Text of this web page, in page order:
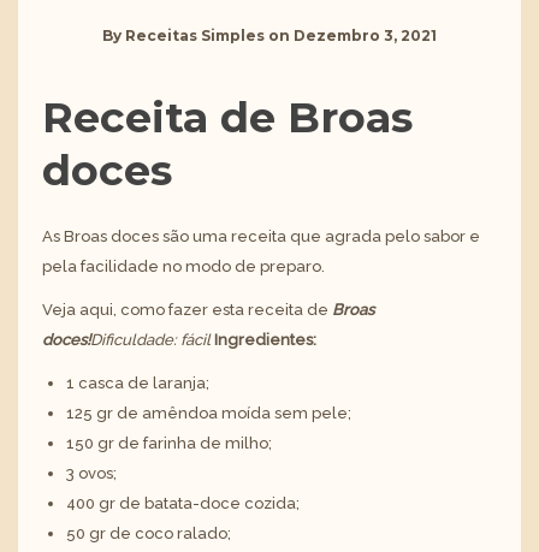
By Receitas Simples on Dezembro 3, 2021
Receita de Broas
doces
As Broas doces são uma receita que agrada pelo sabor e
pela facilidade no modo de preparo.
Veja aqui, como fazer esta receita de Broas
doces!Dificuldade: fácil Ingredientes:
1 casca de laranja;
125 gr de amêndoa moída sem pele;
150 gr de farinha de milho;
3 ovos;
400 gr de batata-doce cozida;
50 gr de coco ralado;